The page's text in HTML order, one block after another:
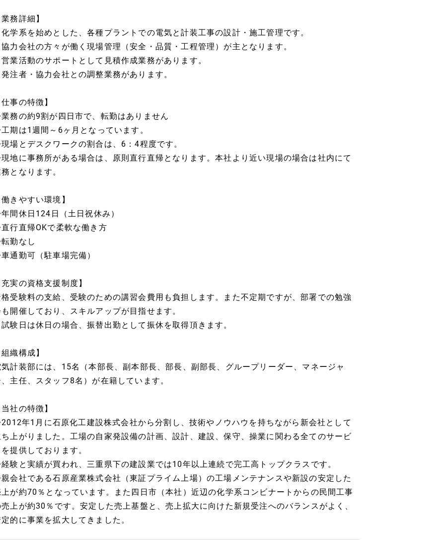
務詳細】
学系を始めとした、各種プラントでの電気と計装工事の設計・施工管理です。
力会社の方々が働く現場管理（安全・品質・工程管理）が主となります。
業活動のサポートとして見積作成業務があります。
注者・協力会社との調整業務があります。
事の特徴】
務の約9割が四日市で、転勤はありません
期は1週間～6ヶ月となっています。
場とデスクワークの割合は、6：4程度です。
地に事務所がある場合は、原則直行直帰となります。本社より近い現場の場合は社内にて
となります。
きやすい環境】
間休日124日（土日祝休み）
行直帰OKで柔軟な働き方
勤なし
通勤可（駐車場完備）
実の資格支援制度】
受験料の支給、受験のための講習会費用も負担します。また不定期ですが、部署での勉強
開催しており、スキルアップが目指せます。
験日は休日の場合、振替出勤として振休を取得頂きます。
織構成】
計装部には、15名（本部長、副本部長、部長、副部長、グループリーダー、マネージャ
主任、スタッフ8名）が在籍しています。
社の特徴】
年1月に石原化工建設株式会社から分割し、技術やノウハウを持ちながら新会社として
上がりました。工場の自家発設備の計画、設計、建設、保守、操業に関わる全てのサービ
提供しております。
験と実績が買われ、三重県下の建設業では10年以上連続で完工高トップクラスです。
会社である石原産業株式会社（東証プライム上場）の工場メンテナンスや新設の安定した
が約70％となっています。また四日市（本社）近辺の化学系コンビナートからの民間工事
上が約30％です。安定した売上基盤と、売上拡大に向けた新規受注へのバランスがよく、
的に事業を拡大してきました。